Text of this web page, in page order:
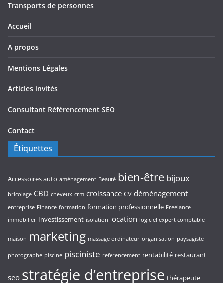
Transports de personnes
Accueil
A propos
Mentions Légales
Articles invités
Consultant Référencement SEO
Contact
Étiquettes
Accessoires auto aménagement Beauté bien-être bijoux
bricolage CBD cheveux crm croissance CV déménagement
entreprise Finance formation formation professionnelle Freelance
immobilier Investissement isolation location logiciel expert comptable
maison marketing massage ordinateur organisation paysagiste
photographe piscine pisciniste referencement rentabilité restaurant
seo stratégie d’entreprise thérapeute